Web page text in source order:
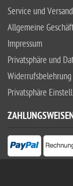
Service und
Allgemeine
Impressum
Privatsphäre und
Widerrufsbelehrung
Privatsphäre